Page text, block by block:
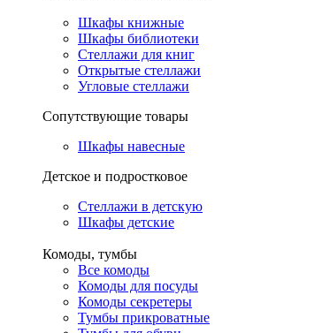
Шкафы книжные
Шкафы библиотеки
Стеллажи для книг
Открытые стеллажи
Угловые стеллажи
Сопутствующие товары
Шкафы навесные
Детское и подростковое
Стеллажи в детскую
Шкафы детские
Комоды, тумбы
Все комоды
Комоды для посуды
Комоды секретеры
Тумбы прикроватные